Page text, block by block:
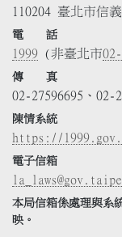
110204 臺北市信
電 話
1999 (非臺北市
傳 真
02-27596695、02-
陳情系統
https://
電子信箱
本局信箱係處理與系
映。